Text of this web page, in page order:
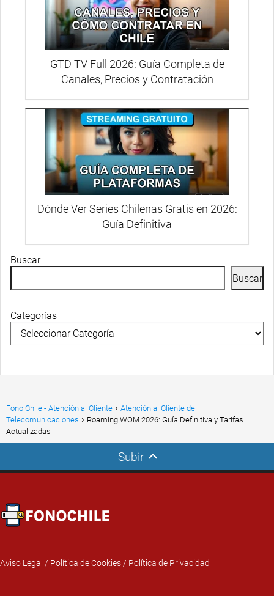
GTD TV Full 2026: Guía Completa de
Canales, Precios y Contratación
Dónde Ver Series Chilenas Gratis en 2026:
Guía Definitiva
Buscar
Buscar
Categorías
Fono Chile - Atención al Cliente
Atención al Cliente de
Telecomunicaciones
Roaming WOM 2026: Guía Definitiva y Tarifas
Actualizadas
Subir
Aviso Legal / Política de Cookies / Política de Privacidad